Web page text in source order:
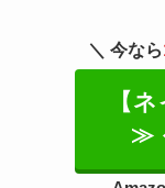
＼ 今なら
【
≫